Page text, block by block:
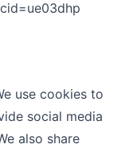
use cookies to
social media
also share